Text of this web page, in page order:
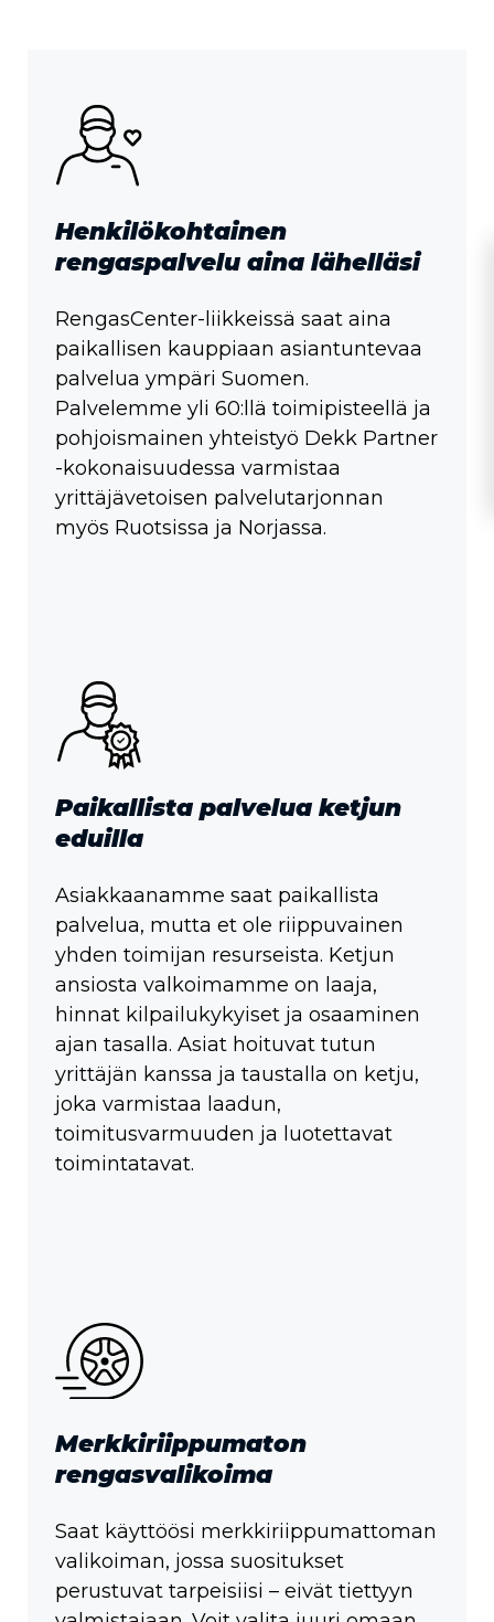
Henkilökohtainen
rengaspalvelu aina lähelläsi
RengasCenter-liikkeissä saat aina
paikallisen kauppiaan asiantuntevaa
palvelua ympäri Suomen.
Palvelemme yli 60:llä toimipisteellä ja
pohjoismainen yhteistyö Dekk Partner
-kokonaisuudessa varmistaa
yrittäjävetoisen palvelutarjonnan
myös Ruotsissa ja Norjassa.
Paikallista palvelua ketjun
eduilla
Asiakkaanamme saat paikallista
palvelua, mutta et ole riippuvainen
yhden toimijan resurseista. Ketjun
ansiosta valkoimamme on laaja,
hinnat kilpailukykyiset ja osaaminen
ajan tasalla. Asiat hoituvat tutun
yrittäjän kanssa ja taustalla on ketju,
joka varmistaa laadun,
toimitusvarmuuden ja luotettavat
toimintatavat.
Merkkiriippumaton
rengasvalikoima
Saat käyttöösi merkkiriippumattoman
valikoiman, jossa suositukset
perustuvat tarpeisiisi – eivät tiettyyn